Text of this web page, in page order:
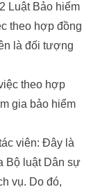
Luật Bảo hiểm
theo hợp đồng
là đối tượng
theo hợp
gia bảo hiểm
viên: Đây là
Bộ luật Dân sự
vụ. Do đó,